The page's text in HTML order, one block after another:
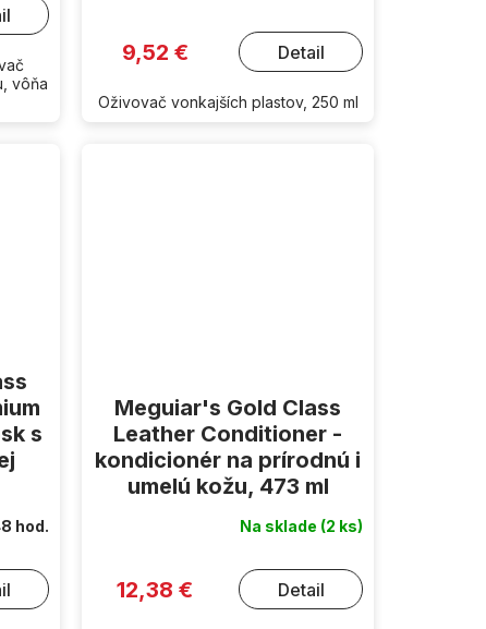
vôňa
9,52 € Detail
Oživovač vonkajších plastov, 250 ml
s
hod.
Meguiar's Gold Class
Leather Conditioner -
kondicionér na prírodnú i
umelú kožu, 473 ml
Na sklade (2 ks)
12,38 € Detail